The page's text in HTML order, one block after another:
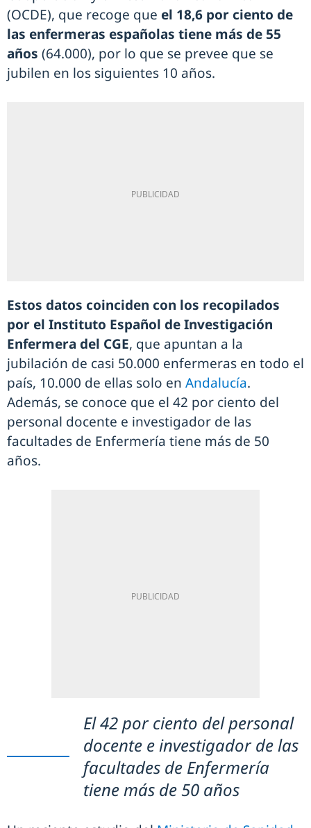
(OCDE), que recoge que el 18,6 por ciento de
las enfermeras españolas tiene más de 55
años (64.000), por lo que se prevee que se
jubilen en los siguientes 10 años.
Estos datos coinciden con los recopilados
por el Instituto Español de Investigación
Enfermera del CGE, que apuntan a la
jubilación de casi 50.000 enfermeras en todo el
país, 10.000 de ellas solo en Andalucía.
Además, se conoce que el 42 por ciento del
personal docente e investigador de las
facultades de Enfermería tiene más de 50
años.
El 42 por ciento del personal
docente e investigador de las
facultades de Enfermería
tiene más de 50 años